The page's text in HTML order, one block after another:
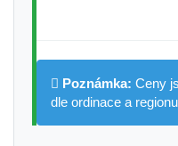
Poznámka: Ceny
dle ordinace a